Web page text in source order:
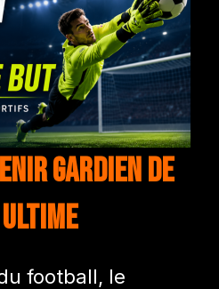
gardien de
football, le